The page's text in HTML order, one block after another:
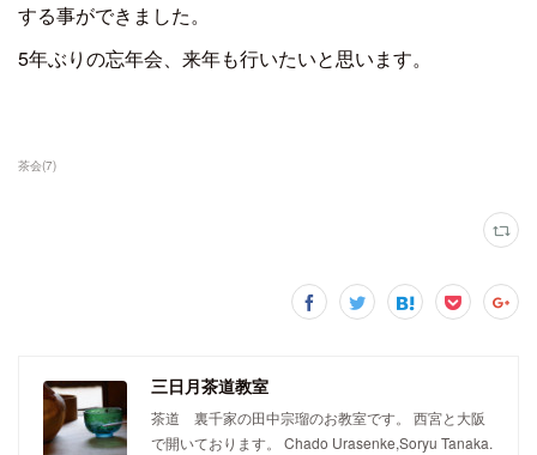
する事ができました。
5年ぶりの忘年会、来年も行いたいと思います。
茶会(7)
三日月茶道教室
茶道 裏千家の田中宗瑠のお教室です。 西宮と大阪
で開いております。 Chado Urasenke,Soryu Tanaka.